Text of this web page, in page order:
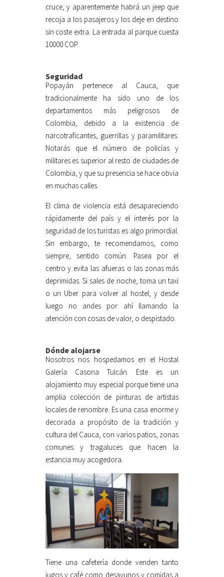
cruce, y aparentemente habrá un jeep que
recoja a los pasajeros y los deje en destino
sin coste extra. La entrada al parque cuesta
10000 COP.
Seguridad
Popayán pertenece al Cauca, que
tradicionalmente ha sido uno de los
departamentos más peligrosos de
Colombia, debido a la existencia de
narcotraficantes, guerrillas y paramilitares.
Notarás que el número de policías y
militares es superior al resto de ciudades de
Colombia, y que su presencia se hace obvia
en muchas calles.
El clima de violencia está desapareciendo
rápidamente del país y el interés por la
seguridad de los turistas es algo primordial.
Sin embargo, te recomendamos, como
siempre, sentido común. Pasea por el
centro y evita las afueras o las zonas más
deprimidas. Si sales de noche, toma un taxi
o un Uber para volver al hostel, y desde
luego no andes por ahí llamando la
atención con cosas de valor, o despistado.
Dónde alojarse
Nosotros nos hospedamos en el Hostal
Galería Casona Tulcán. Este es un
alojamiento muy especial porque tiene una
amplia colección de pinturas de artistas
locales de renombre. Es una casa enorme y
decorada a propósito de la tradición y
cultura del Cauca, con varios patios, zonas
comunes y tragaluces que hacen la
estancia muy acogedora.
Tiene una cafetería donde venden tanto
jugos y café como desayunos y comidas a